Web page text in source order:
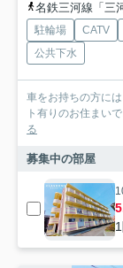
名鉄三河線「三
駐輪場 CATV
公共下水
車をお持ちの方に
ト有りのお住まい
る
募集中の部屋